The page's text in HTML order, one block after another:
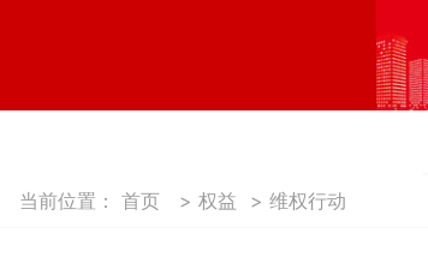
当前位置：首页 > 权益 > 维权行动